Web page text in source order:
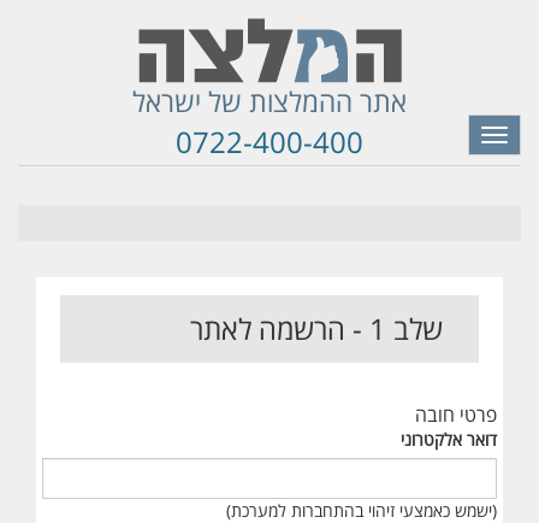
אתר ההמלצות של ישראל
0722-400-400
Toggle
navigation
שלב 1 - הרשמה לאתר
פרטי חובה
דואר אלקטרוני
(ישמש כאמצעי זיהוי בהתחברות למערכת)